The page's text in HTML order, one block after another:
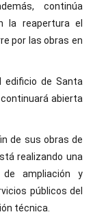
continúa
la reapertura el
por las obras en
edificio de Santa
abierta
de sus obras de
realizando una
ampliación y
públicos del
técnica.